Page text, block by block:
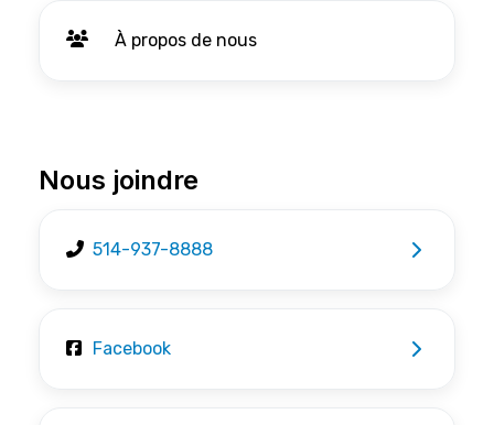
À propos de nous
Nous joindre
514-937-8888
Facebook